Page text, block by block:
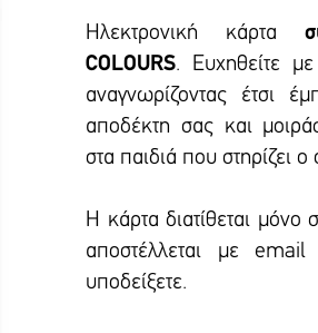
Ηλεκτρονική κάρτα
COLOURS. Ευχηθείτε
αναγνωρίζοντας έτσι
αποδέκτη σας και
στα παιδιά που στηρίζει ο
Η κάρτα διατίθεται μόνο
αποστέλλεται με
υποδείξετε.